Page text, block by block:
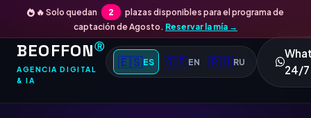
🔥 Solo quedan 2
plazas disponibles para el programa de
captación de Agosto. Reservar la mía →
BEOFFONⓇ
AGENCIA DIGITAL
& IA
🇪🇸ES 🇬🇧EN 🇷🇺RU
24/7